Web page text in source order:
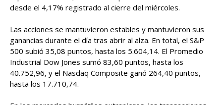
desde el 4,17% registrado al cierre del miércoles.
Las acciones se mantuvieron estables y mantuvieron sus
ganancias durante el día tras abrir al alza. En total, el S&P
500 subió 35,08 puntos, hasta los 5.604,14. El Promedio
Industrial Dow Jones sumó 83,60 puntos, hasta los
40.752,96, y el Nasdaq Composite ganó 264,40 puntos,
hasta los 17.710,74.